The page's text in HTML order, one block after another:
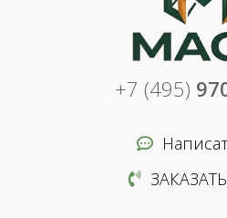
+7 (495)